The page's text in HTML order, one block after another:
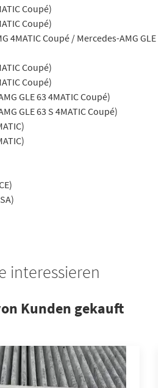
Coupé)
Coupé)
4MATIC Coupé / Mercedes-AMG GLE
Coupé)
Coupé)
GLE 63 4MATIC Coupé)
GLE 63 S 4MATIC Coupé)
interessieren
Kunden gekauft